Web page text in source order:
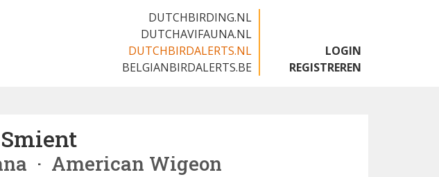
DUTCHBIRDING.NL
DUTCHAVIFAUNA.NL
DUTCHBIRDALERTS.NL
BELGIANBIRDALERTS.BE
LOGIN
REGISTREREN
· American Wigeon